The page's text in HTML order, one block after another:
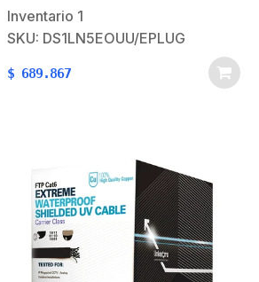
Megapixel.Recomendado para
Redes de datos.Recomendado
inalámbricas.Aplicaciones PoE
edificios, etc..Cada conductor es
de calibre 24
(AWG).Aprobaciones: UL:
E484059-20160427,…
Inventario 1
SKU: DS1LN5EOUU/EPLUG
$ 689.867